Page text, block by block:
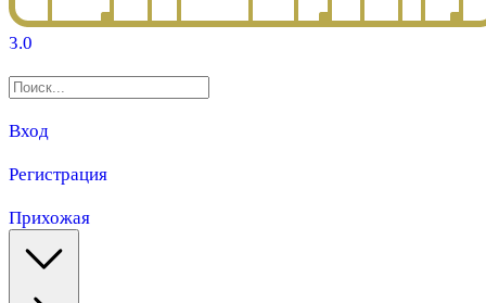
3.0
Вход
Регистрация
Прихожая